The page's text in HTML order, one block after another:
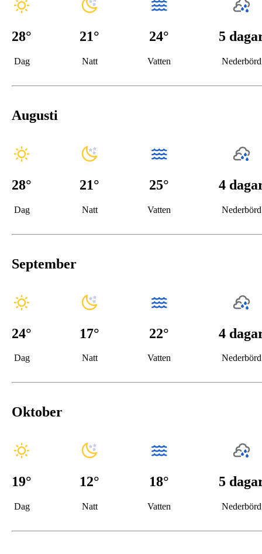
28°
Dag
21°
Natt
24°
Vatten
5
Nederbörd
Augusti
28°
Dag
21°
Natt
25°
Vatten
4
Nederbörd
September
24°
Dag
17°
Natt
22°
Vatten
4
Nederbörd
Oktober
19°
Dag
12°
Natt
18°
Vatten
5
Nederbörd